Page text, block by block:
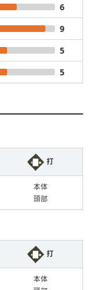
6
9
5
5
打
本体
頭部
打
本体